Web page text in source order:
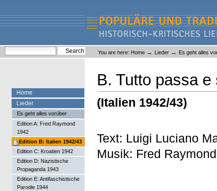
content.
navigation
Liederlexikon
Personal
tools
You are here: Home → Lieder → Es geht alles
B. Tutto passa
(Italien 1942/43)
Text: Luigi Luciano
Musik: Fred
Home
Lieder
Es geht alles vorüber
Edition A: Fred Raymond
1942
Edition B: Italien 1942/43
Edition C: Kroatien 1942
Edition D: Nazistische
Propaganda 1943
Edition E: Antifaschistische
Parodie 1944